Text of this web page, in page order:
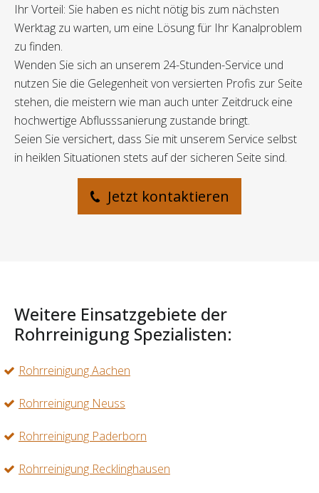
Ihr Vorteil: Sie haben es nicht nötig bis zum nächsten
Werktag zu warten, um eine Lösung für Ihr Kanalproblem
zu finden.
Wenden Sie sich an unserem 24-Stunden-Service und
nutzen Sie die Gelegenheit von versierten Profis zur Seite
stehen, die meistern wie man auch unter Zeitdruck eine
hochwertige Abflusssanierung zustande bringt.
Seien Sie versichert, dass Sie mit unserem Service selbst
in heiklen Situationen stets auf der sicheren Seite sind.
Jetzt kontaktieren
Weitere Einsatzgebiete der
Rohrreinigung Spezialisten:
Rohrreinigung Aachen
Rohrreinigung Neuss
Rohrreinigung Paderborn
Rohrreinigung Recklinghausen